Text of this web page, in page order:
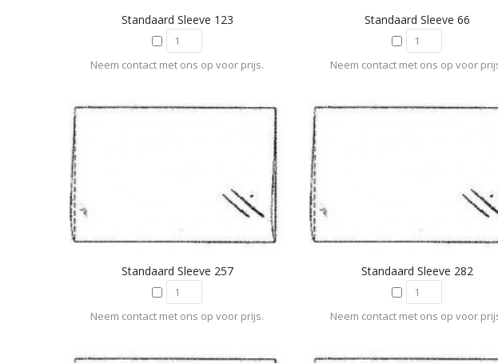
Standaard Sleeve 123
Neem contact met ons op voor prijs.
Standaard Sleeve 66
Neem contact met ons op voor
Standaard Sleeve 257
Neem contact met ons op voor prijs.
Standaard Sleeve 282
Neem contact met ons op voor